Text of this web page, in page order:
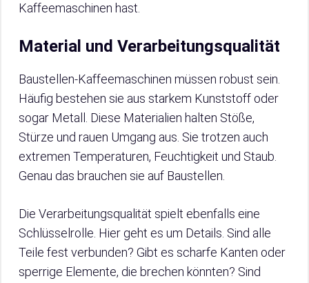
Kaffeemaschinen hast.
Material und Verarbeitungsqualität
Baustellen-Kaffeemaschinen müssen robust sein.
Häufig bestehen sie aus starkem Kunststoff oder
sogar Metall. Diese Materialien halten Stöße,
Stürze und rauen Umgang aus. Sie trotzen auch
extremen Temperaturen, Feuchtigkeit und Staub.
Genau das brauchen sie auf Baustellen.
Die Verarbeitungsqualität spielt ebenfalls eine
Schlüsselrolle. Hier geht es um Details. Sind alle
Teile fest verbunden? Gibt es scharfe Kanten oder
sperrige Elemente, die brechen könnten? Sind